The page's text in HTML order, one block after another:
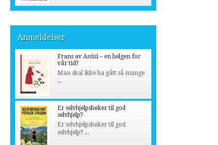
Anmeldelser
Frans av Assisi – en helgen for
vår tid?
Man skal ikke ha gått så mange
...
Er selvhjelpsbøker til god
selvhjelp?
Er selvhjelpsbøker til god
selvhjelp? ...